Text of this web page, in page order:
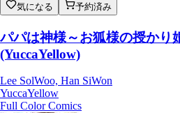
気になる 予約済み
パパは神様～お狐様の授かり
(YuccaYellow)
Lee SolWoo, Han SiWon
YuccaYellow
Full Color Comics